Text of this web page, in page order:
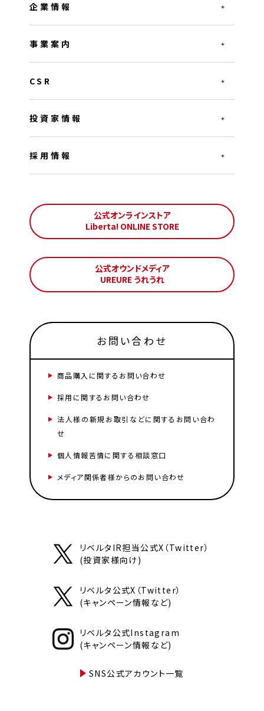
企業情報
事業案内
CSR
投資家情報
採用情報
公式オンラインストア
Liberta! ONLINE STORE
公式オウンドメディア
UREURE うれうれ
お問い合わせ
商品購入に関するお問い合わせ
採用に関するお問い合わせ
法人様の新規お取引などに関するお問い合わ
せ
個人情報苦情に関する相談窓口
メディア関係者様からのお問い合わせ
リベルタIR担当公式X（Twitter）
(投資家様向け)
リベルタ公式X（Twitter）
(キャンペーン情報など)
リベルタ公式Instagram
(キャンペーン情報など)
SNS公式アカウント一覧